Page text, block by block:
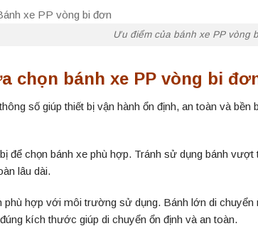
Ưu điểm của bánh xe PP vòng
chọn bánh xe PP vòng bi
số giúp thiết bị vận hành ổn định, an toàn và
để chọn bánh xe phù hợp. Tránh sử dụng bánh
lâu dài.
phù hợp với môi trường sử dụng. Bánh lớn di chuyển
kích thước giúp di chuyển ổn định và an toàn.